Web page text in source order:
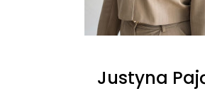
Justyna